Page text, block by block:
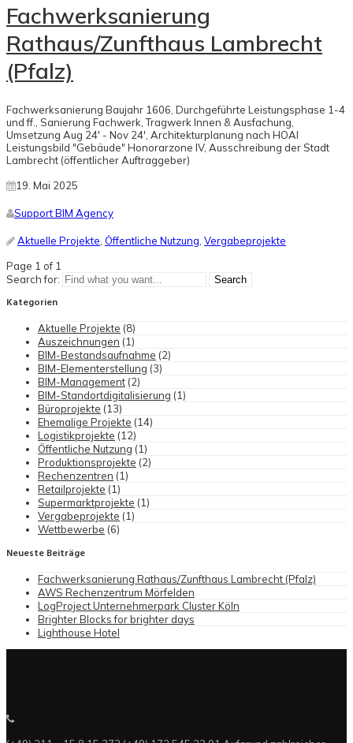
Fachwerksanierung
Rathaus/Zunfthaus Lambrecht
(Pfalz)
Fachwerksanierung Baujahr 1606, Durchgeführte Leistungsphase 1-4
und ff., Sanierung Fachwerk, Tragwerk Innen & Ausfachung,
Umsetzung Aug 24' - Nov 24', Architekturplanung nach HOAI
Leistungsbild "Gebäude" Honorarzone IV, Ausschreibung der Stadt
Lambrecht (öffentlicher Auftraggeber)
19. Mai 2025
Support BIM Agency
Aktuelle Projekte Öffentliche Nutzung Vergabeprojekte
Page 1 of 1
Search for:
Kategorien
Aktuelle Projekte (8)
Auszeichnungen (1)
BIM-Bestandsaufnahme (2)
BIM-Elementerstellung (3)
BIM-Management (2)
BIM-Standortdigitalisierung (1)
Büroprojekte (13)
Ehemalige Projekte (14)
Logistikprojekte (12)
Öffentliche Nutzung (1)
Produktionsprojekte (2)
Rechenzentren (1)
Retailprojekte (1)
Supermarktprojekte (1)
Vergabeprojekte (1)
Wettbewerbe (6)
Neueste Beiträge
Fachwerksanierung Rathaus/Zunfthaus Lambrecht (Pfalz)
AWS Rechenzentrum Mörfelden
LogProject Unternehmerpark Cluster Köln
Brighter Blocks for brighter days
Lighthouse Hotel